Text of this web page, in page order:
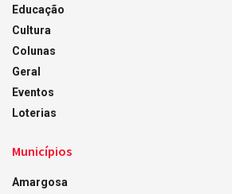
Educação
Cultura
Colunas
Geral
Eventos
Loterias
Municípios
Amargosa